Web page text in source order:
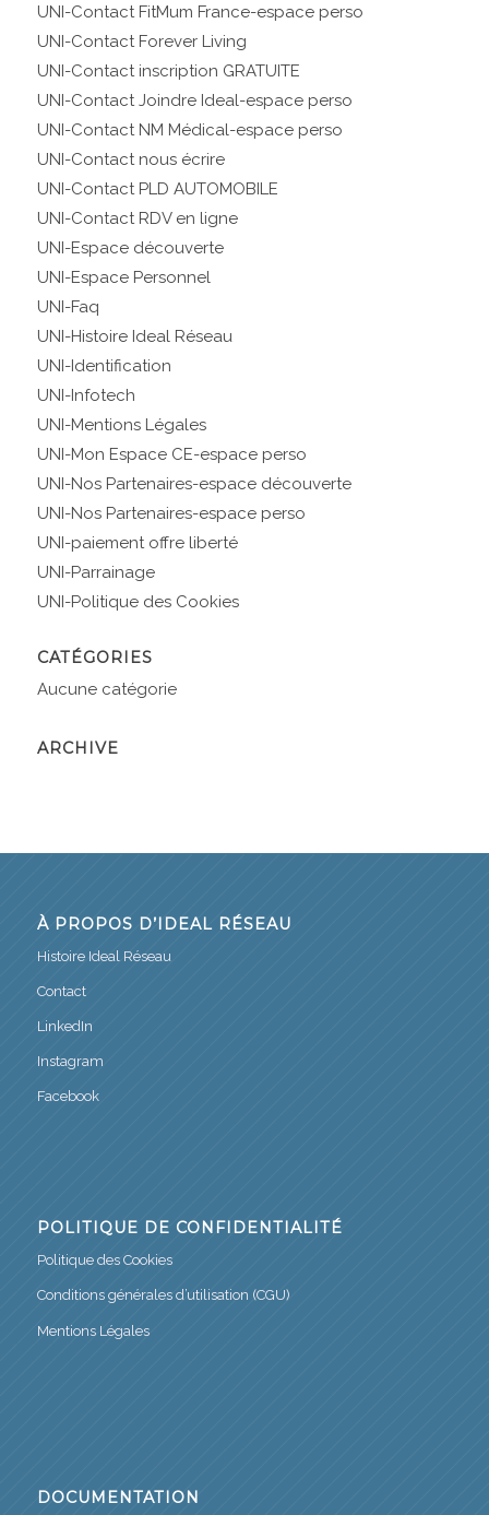
UNI-Contact FitMum France-espace perso
UNI-Contact Forever Living
UNI-Contact inscription GRATUITE
UNI-Contact Joindre Ideal-espace perso
UNI-Contact NM Médical-espace perso
UNI-Contact nous écrire
UNI-Contact PLD AUTOMOBILE
UNI-Contact RDV en ligne
UNI-Espace découverte
UNI-Espace Personnel
UNI-Faq
UNI-Histoire Ideal Réseau
UNI-Identification
UNI-Infotech
UNI-Mentions Légales
UNI-Mon Espace CE-espace perso
UNI-Nos Partenaires-espace découverte
UNI-Nos Partenaires-espace perso
UNI-paiement offre liberté
UNI-Parrainage
UNI-Politique des Cookies
CATÉGORIES
Aucune catégorie
ARCHIVE
À PROPOS D’IDEAL RÉSEAU
Histoire Ideal Réseau
Contact
LinkedIn
Instagram
Facebook
POLITIQUE DE CONFIDENTIALITÉ
Politique des Cookies
Conditions générales d’utilisation (CGU)
Mentions Légales
DOCUMENTATION